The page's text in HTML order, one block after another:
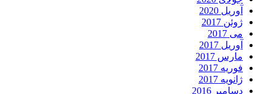
آوریل 2020
ژوئن 2017
می 2017
آوریل 2017
مارس 2017
فوریه 2017
ژانویه 2017
دسامبر 2016